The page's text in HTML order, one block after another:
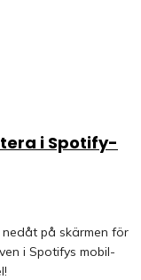
i Spotify-
på skärmen för
i Spotifys mobil-